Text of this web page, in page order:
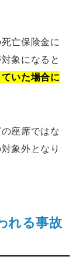
亡保険金に
象になると
いた場合に
座席ではな
象外となり
れる事故